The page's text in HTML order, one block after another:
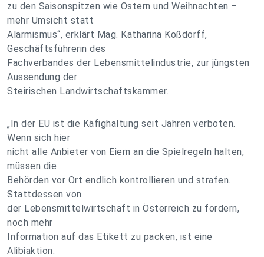
zu den Saisonspitzen wie Ostern und Weihnachten –
mehr Umsicht statt
Alarmismus“, erklärt Mag. Katharina Koßdorff,
Geschäftsführerin des
Fachverbandes der Lebensmittelindustrie, zur jüngsten
Aussendung der
Steirischen Landwirtschaftskammer.
„In der EU ist die Käfighaltung seit Jahren verboten.
Wenn sich hier
nicht alle Anbieter von Eiern an die Spielregeln halten,
müssen die
Behörden vor Ort endlich kontrollieren und strafen.
Stattdessen von
der Lebensmittelwirtschaft in Österreich zu fordern,
noch mehr
Information auf das Etikett zu packen, ist eine
Alibiaktion.